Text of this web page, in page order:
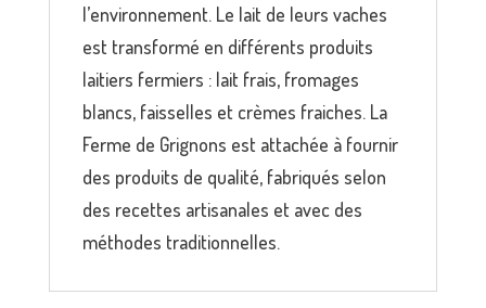
l’environnement. Le lait de leurs vaches
est transformé en différents produits
laitiers fermiers : lait frais, fromages
blancs, faisselles et crèmes fraiches. La
Ferme de Grignons est attachée à fournir
des produits de qualité, fabriqués selon
des recettes artisanales et avec des
méthodes traditionnelles.